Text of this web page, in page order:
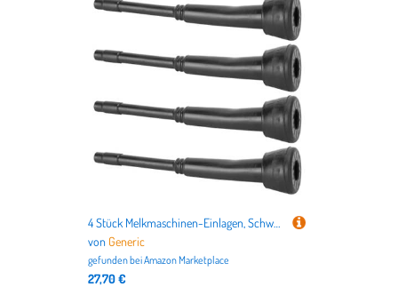
4 Stück Melkmaschinen-Einlagen, Schwarze Weiche Gummi-Zitzenbecher-Einlagen, Ersatz-Milch-Einlagen für Ziegenmelker
von Generic
gefunden beiAmazon Marketplace
27,70 €